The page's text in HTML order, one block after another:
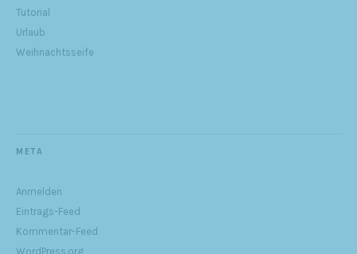
Tutorial
Urlaub
Weihnachtsseife
META
Anmelden
Eintrags-Feed
Kommentar-Feed
WordPress.org